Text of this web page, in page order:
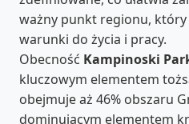
ważny punkt regionu,
warunki do życia i pracy.
Obecność Kampinoski
kluczowym elementem
obejmuje aż 46% obszaru
dominującym elementem